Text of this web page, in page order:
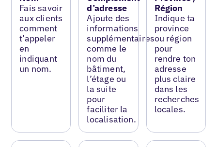
Fais savoir
aux clients
comment
t’appeler
en
indiquant
un nom.
d’adresse
Ajoute des
informations
supplémentaires
comme le
nom du
bâtiment,
l’étage ou
la suite
pour
faciliter la
localisation.
Région
Indique ta
province
ou région
pour
rendre ton
adresse
plus claire
dans les
recherches
locales.